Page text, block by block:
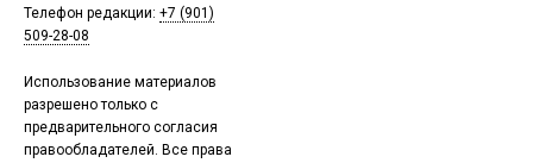
Телефон редакции: +7 (901)
509-28-08
Использование материалов
разрешено только с
предварительного согласия
правообладателей. Все права